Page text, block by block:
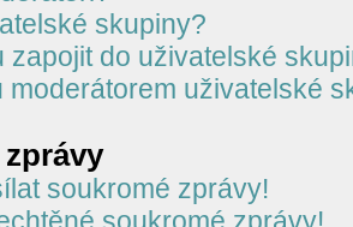
skupiny?
zapojit do uživatelské
moderátorem uživatelské
soukromé zprávy!